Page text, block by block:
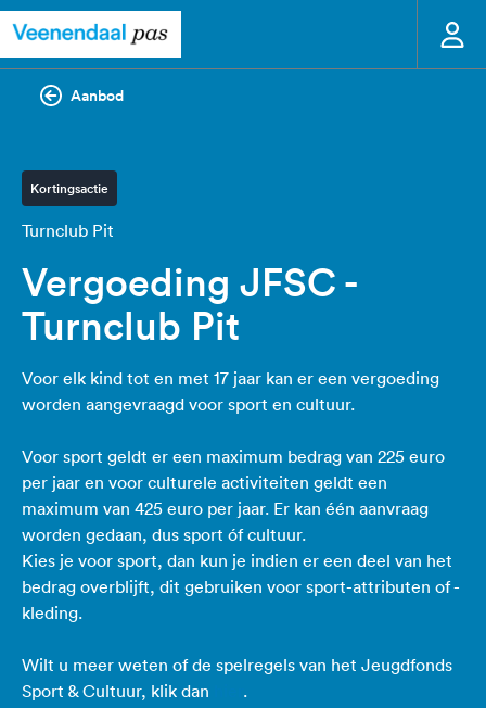
Aanbod
Kortingsactie
Turnclub Pit
Vergoeding JFSC -
Turnclub Pit
Voor elk kind tot en met 17 jaar kan er een vergoeding
worden aangevraagd voor sport en cultuur.
Voor sport geldt er een maximum bedrag van 225 euro
per jaar en voor culturele activiteiten geldt een
maximum van 425 euro per jaar. Er kan één aanvraag
worden gedaan, dus sport óf cultuur.
Kies je voor sport, dan kun je indien er een deel van het
bedrag overblijft, dit gebruiken voor sport-attributen of -
kleding.
Wilt u meer weten of de spelregels van het Jeugdfonds
Sport & Cultuur, klik dan
.